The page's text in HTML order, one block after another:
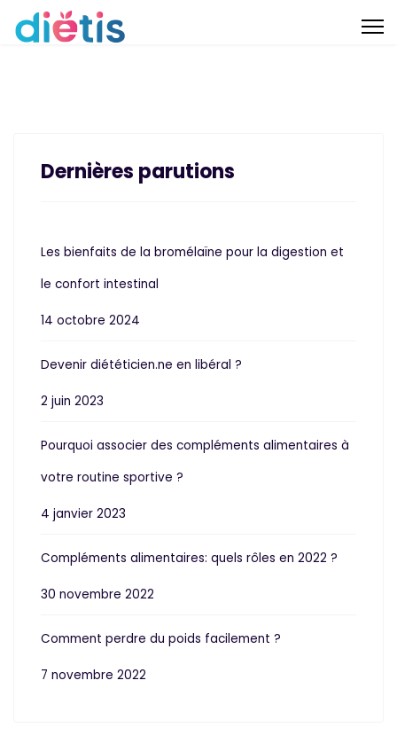
Dernières parutions
Les bienfaits de la bromélaïne pour la digestion et
le confort intestinal
14 octobre 2024
Devenir diététicien.ne en libéral ?
2 juin 2023
Pourquoi associer des compléments alimentaires à
votre routine sportive ?
4 janvier 2023
Compléments alimentaires: quels rôles en 2022 ?
30 novembre 2022
Comment perdre du poids facilement ?
7 novembre 2022